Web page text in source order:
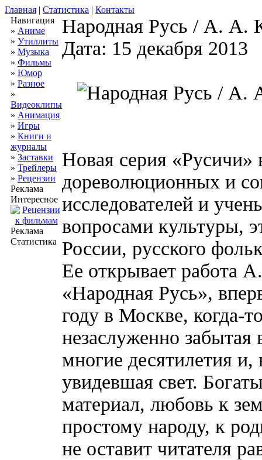
Главная | Статистика | Контакты
Навигация
» Аниме
» Утиллиты
» Музыка
» Фильмы
» Юмор
» Разное
»
Видеоклипы
» Анимация
» Игры
» Книги и
журналы
» Заставки
» Трейлеры
» Рецензии
Реклама
Интересное
Реклама
Статистика
Народная Русь / А. А.
Дата: 15 декабря 2013
Новая серия «Русичи»
дореволюционных и
исследователей и
вопросами культуры,
России, русского
Ее открывает работа
«Народная Русь»,
году в Москве, когда-
незаслуженно забытая
многие десятилетия и,
увидевшая свет.
материал, любовь к
простому народу, к
не оставит читателя